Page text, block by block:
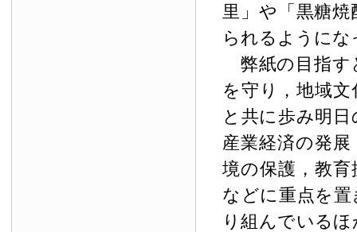
里」や「黒糖
られるように
弊紙の目指す
を守り，地域
と共に歩み明
産業経済の発
境の保護，教
などに重点を
り組んでいる